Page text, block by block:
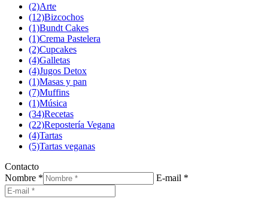
(2)Arte
(12)Bizcochos
(1)Bundt Cakes
(1)Crema Pastelera
(2)Cupcakes
(4)Galletas
(4)Jugos Detox
(1)Masas y pan
(7)Muffins
(1)Música
(34)Recetas
(22)Repostería Vegana
(4)Tartas
(5)Tartas veganas
Contacto
Nombre *
E-mail *